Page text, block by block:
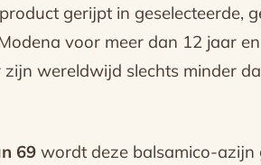
gerijpt in geselecteerde,
voor meer dan 12 jaar
zijn wereldwijd slechts minder
69 wordt deze balsamico-azijn